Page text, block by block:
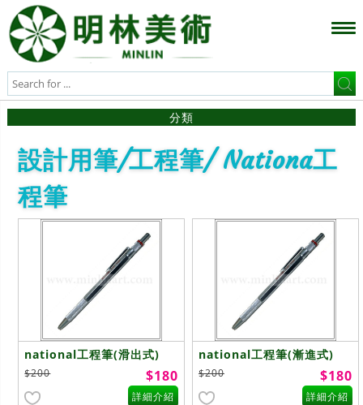
分類
設計用筆/工程筆/ Nationa工
程筆
national工程筆(滑出式)
$200 $180
詳細介紹
national工程筆(漸進式)
$200 $180
詳細介紹